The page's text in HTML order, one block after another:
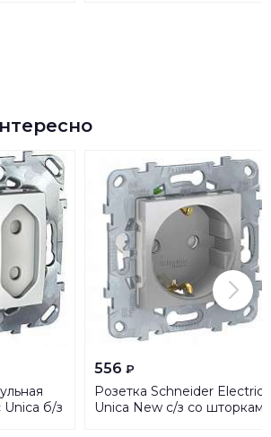
б/з
556 ₽
Розетка Schneider Electric
Unica New с/з со шторками